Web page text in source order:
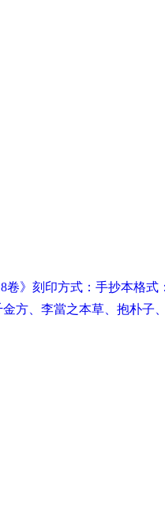
卷》刻印方式：手抄本格
方、李當之本草、抱朴子